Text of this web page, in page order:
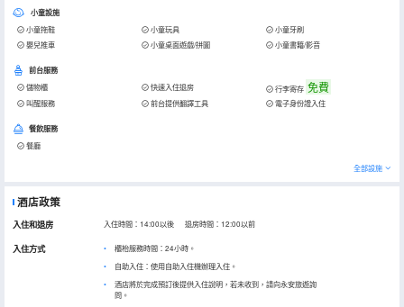
小童設施
小童拖鞋 小童玩具
小童牙刷
嬰兒推車
小童桌面遊戲/拼圖 小童書籍/影音
前台服務
儲物櫃 快速入住退房 行李寄存 免費
叫醒服務 前台提供翻譯工具 電子身份證入住
餐飲服務
餐廳
全部設施
酒店政策
入住和退房 入住時間：14:00以後 退房時間：12:00以前
入住方式
櫃枱服務時間：24小時。
自助入住：使用自助入住機辦理入住。
酒店將於完成預訂後提供入住說明，若未收到，請向永安旅遊詢
問。